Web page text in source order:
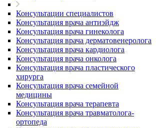
Консультации специалистов
Консультация врача антиэйдж
Консультация врача гинеколога
Консультация врача дерматовенеролога
Консультация врача кардиолога
Консультация врача онколога
Консультация врача пластического
хирурга
Консультация врача семейной
медицины
Консультация врача терапевта
Консультация врача травматолога-
ортопеда